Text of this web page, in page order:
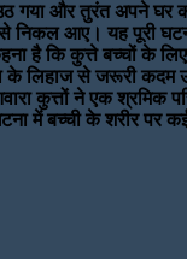
उठ गया और तुरंत अपने घर
निकल आए। यह पूरी
है कि कुत्ते बच्चों के
के लिहाज से जरूरी कदम
कुत्तों ने एक श्रमिक
में बच्ची के शरीर पर